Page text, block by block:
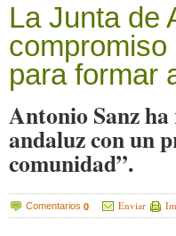
La Junta de
para formar
Antonio Sanz
andaluz con un
comunidad”.
Comentarios 0 Enviar